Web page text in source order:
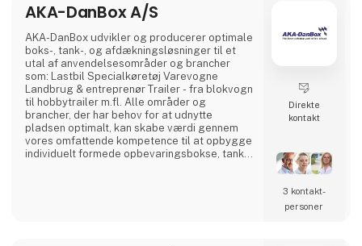
AKA-DanBox A/S
AKA-DanBox udvikler og producerer optimale
boks-, tank-, og afdækningsløsninger til et
utal af anvendelsesområder og brancher
som: Lastbil Specialkøretøj Varevogne
Landbrug & entreprenør Trailer - fra blokvogn
til hobbytrailer m.fl. Alle områder og
brancher, der har behov for at udnytte
pladsen optimalt, kan skabe værdi gennem
vores omfattende kompetence til at opbygge
individuelt formede opbevaringsbokse, tanke
Direkte
kontakt
3 kontakt­
personer